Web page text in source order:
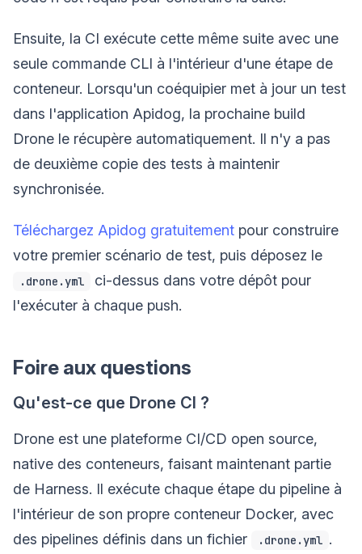
Ensuite, la CI exécute cette même suite avec une
seule commande CLI à l'intérieur d'une étape de
conteneur. Lorsqu'un coéquipier met à jour un test
dans l'application Apidog, la prochaine build
Drone le récupère automatiquement. Il n'y a pas
de deuxième copie des tests à maintenir
synchronisée.
Téléchargez Apidog gratuitement pour construire
votre premier scénario de test, puis déposez le
.drone.yml
ci-dessus dans votre dépôt pour
l'exécuter à chaque push.
Foire aux questions
Qu'est-ce que Drone CI ?
Drone est une plateforme CI/CD open source,
native des conteneurs, faisant maintenant partie
de Harness. Il exécute chaque étape du pipeline à
l'intérieur de son propre conteneur Docker, avec
des pipelines définis dans un fichier
.drone.yml .